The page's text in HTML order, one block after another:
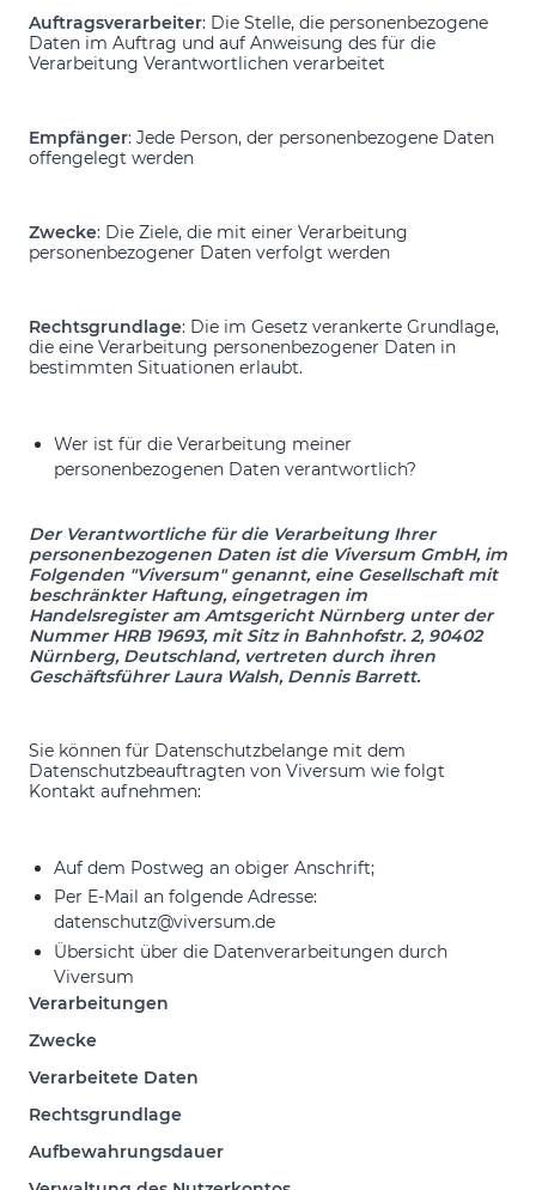
Auftragsverarbeiter: Die Stelle, die personenbezogene
Daten im Auftrag und auf Anweisung des für die
Verarbeitung Verantwortlichen verarbeitet
Empfänger: Jede Person, der personenbezogene Daten
offengelegt werden
Zwecke: Die Ziele, die mit einer Verarbeitung
personenbezogener Daten verfolgt werden
Rechtsgrundlage: Die im Gesetz verankerte Grundlage,
die eine Verarbeitung personenbezogener Daten in
bestimmten Situationen erlaubt.
Wer ist für die Verarbeitung meiner
personenbezogenen Daten verantwortlich?
Der Verantwortliche für die Verarbeitung Ihrer
personenbezogenen Daten ist die Viversum GmbH, im
Folgenden "Viversum" genannt, eine Gesellschaft mit
beschränkter Haftung, eingetragen im
Handelsregister am Amtsgericht Nürnberg unter der
Nummer HRB 19693, mit Sitz in Bahnhofstr. 2, 90402
Nürnberg, Deutschland, vertreten durch ihren
Geschäftsführer Laura Walsh, Dennis Barrett.
Sie können für Datenschutzbelange mit dem
Datenschutzbeauftragten von Viversum wie folgt
Kontakt aufnehmen:
Auf dem Postweg an obiger Anschrift;
Per E-Mail an folgende Adresse:
datenschutz@viversum.de
Übersicht über die Datenverarbeitungen durch
Viversum
Verarbeitungen
Zwecke
Verarbeitete Daten
Rechtsgrundlage
Aufbewahrungsdauer